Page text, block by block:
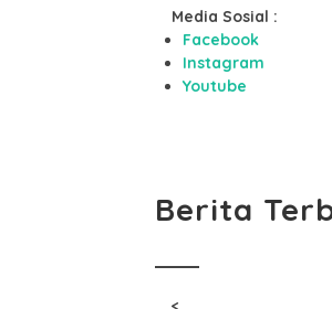
Media Sosial :
Facebook
Instagram
Youtube
Berita